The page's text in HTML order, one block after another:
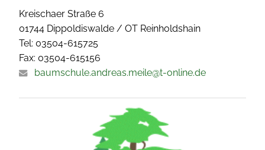
Kreischaer Straße 6
01744 Dippoldiswalde / OT Reinholdshain
Tel: 03504-615725
Fax: 03504-615156
baumschule.andreas.meile@t-online.de